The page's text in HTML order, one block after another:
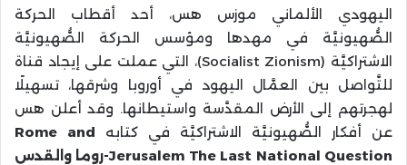
اليهودي الألماني موزس هس، أحد أقطاب الحركة
الصُّهيونيَّة في مهدها ومؤسس الحركة الصُّهيونيَّة
الاشتراكيَّة (Socialist Zionism)، التي عملت على إيجاد قناة
للتَّواصل بين العمَّال اليهود في أوروبا وشرقها، تسهيلًا
لهجرتهم إلى الأرض المقدَّسة واستيطانها. وقد أعلن هس
عن أفكار الصُّهيونيَّة الاشتراكيَّة في كتابه Rome and
Jerusalem The Last National Question-روما والقدس